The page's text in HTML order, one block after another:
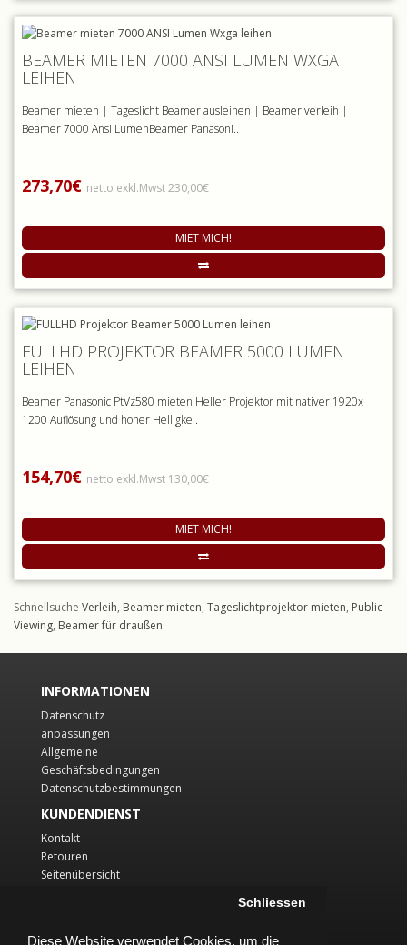
Diese Website verwendet Cookies, um die
Schliessen
BEAMER MIETEN 7000 ANSI LUMEN WXGA
LEIHEN
Beamer mieten | Tageslicht Beamer ausleihen | Beamer verleih |
Beamer 7000 Ansi LumenBeamer Panasoni..
273,70€ netto exkl.Mwst 230,00€
MIET MICH!
FULLHD PROJEKTOR BEAMER 5000 LUMEN
LEIHEN
Beamer Panasonic PtVz580 mieten.Heller Projektor mit nativer 1920x
1200 Auflösung und hoher Helligke..
154,70€ netto exkl.Mwst 130,00€
MIET MICH!
Schnellsuche Verleih, Beamer mieten, Tageslichtprojektor mieten, Public
Viewing, Beamer für draußen
INFORMATIONEN
Datenschutz
anpassungen
Allgemeine
Geschäftsbedingungen
Datenschutzbestimmungen
KUNDENDIENST
Kontakt
Retouren
Seitenübersicht